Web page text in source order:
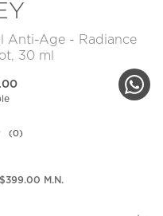
Anti-Age - Radiance
30 ml
Sin
en
(0)
M.N.